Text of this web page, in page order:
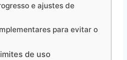
e ajustes de
para evitar o
de uso